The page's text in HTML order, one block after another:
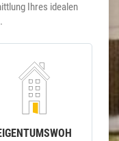
Ihres idealen